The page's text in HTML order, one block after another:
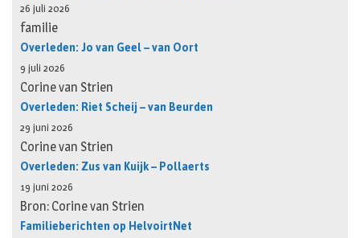
26 juli 2026
familie
Overleden: Jo van Geel – van Oort
9 juli 2026
Corine van Strien
Overleden: Riet Scheij – van Beurden
29 juni 2026
Corine van Strien
Overleden: Zus van Kuijk – Pollaerts
19 juni 2026
Bron: Corine van Strien
Familieberichten op HelvoirtNet